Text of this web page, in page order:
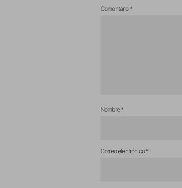
Comentario *
Nombre*
Correo electrónico*